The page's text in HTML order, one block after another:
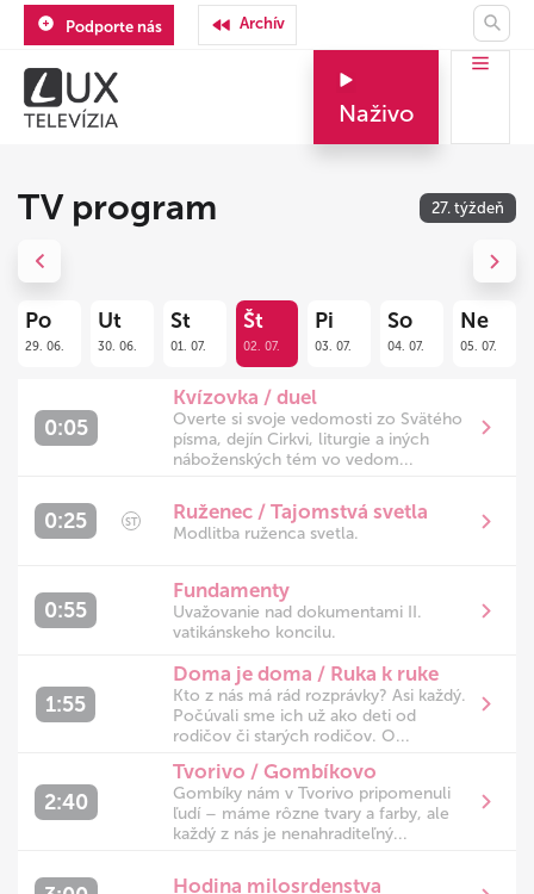
Podporte nás Archív
Naživo
TV program 27. týždeň
Po
29. 06.
Ut
30. 06.
St
01. 07.
Št
02. 07.
Pi
03. 07.
So
04. 07.
Ne
05. 07.
Previous Next
0:05
Kvízovka / duel
Overte si svoje vedomosti zo Svätého
písma, dejín Cirkvi, liturgie a iných
náboženských tém vo vedom...
0:25 ST Ruženec / Tajomstvá svetla
Modlitba ruženca svetla.
0:55
Fundamenty
Uvažovanie nad dokumentami II.
vatikánskeho koncilu.
1:55
Doma je doma / Ruka k ruke
Kto z nás má rád rozprávky? Asi každý.
Počúvali sme ich už ako deti od
rodičov či starých rodičov. O...
2:40
Tvorivo / Gombíkovo
Gombíky nám v Tvorivo pripomenuli
ľudí – máme rôzne tvary a farby, ale
každý z nás je nenahraditeľný...
Hodina milosrdenstva